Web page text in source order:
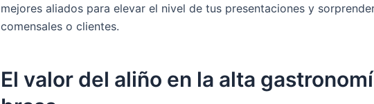
mejores aliados para elevar el nivel de tus presentaciones y
comensales o clientes.
El valor del aliño en la alta